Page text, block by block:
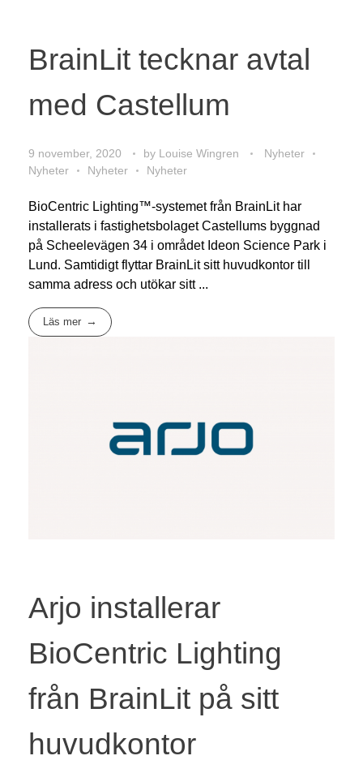
BrainLit tecknar avtal
med Castellum
9 november, 2020 by Louise Wingren
Nyheter
Nyheter
Nyheter Nyheter
BioCentric Lighting™-systemet från BrainLit har
installerats i fastighetsbolaget Castellums byggnad
på Scheelevägen 34 i området Ideon Science Park i
Lund. Samtidigt flyttar BrainLit sitt huvudkontor till
samma adress och utökar sitt ...
Läs mer
Arjo installerar
BioCentric Lighting
från BrainLit på sitt
huvudkontor